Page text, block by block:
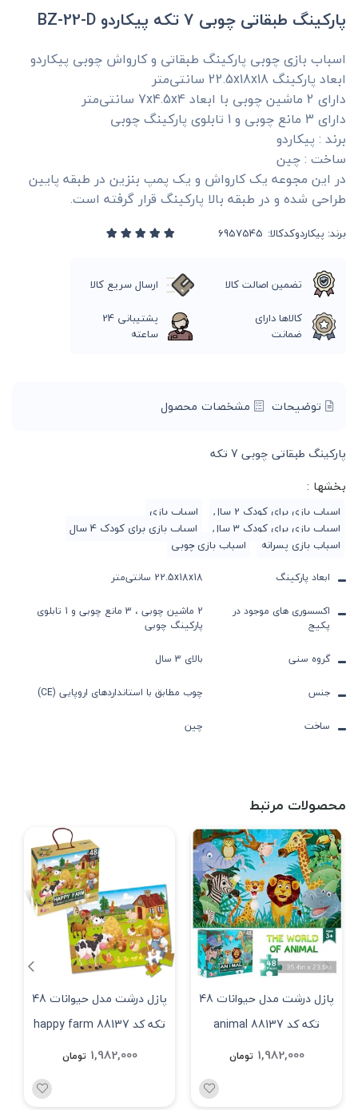
پارکینگ طبقاتی چوبی 7 تکه پیکاردو BZ-22-D
اسباب بازی چوبی پارکینگ طبقاتی و کارواش چوبی پیکاردو
ابعاد پارکینگ 22.5x18x18 سانتی‌متر
دارای 2 ماشین چوبی با ابعاد 7x4.5x4 سانتی‌متر
دارای 3 مانع چوبی و 1 تابلوی پارکینگ چوبی
برند : پیکاردو
ساخت : چین
در این مجوعه یک کارواش و یک پمپ بنزین در طبقه پایین
طراحی شده و در طبقه بالا پارکینگ قرار گرفته است.
برند: پیکاردوکدکالا:
تضمین اصالت کالا
ارسال سریع کالا
کالاها دارای
ضمانت
پشتیبانی 24
ساعته
توضیحات مشخصات محصول
پارکینگ طبقاتی چوبی 7 تکه
بخشها :
اسباب بازی برای کودک 2 سال
اسباب بازی
اسباب بازی برای کودک 3 سال
اسباب بازی برای کودک 4 سال
اسباب بازی پسرانه
اسباب بازی چوبی
ابعاد پارکینگ
22.5x18x18 سانتی‌متر
اکسسوری های موجود در
پکیج
2 ماشین چوبی ، 3 مانع چوبی و 1 تابلوی
پارکینگ چوبی
گروه سنی
بالای 3 سال
جنس
چوب مطابق با استانداردهای اروپایی (CE)
ساخت
چین
محصولات مرتبط
پازل درشت مدل حیوانات 48
تکه کد 88137 animal
1,982,000 تومان
پازل درشت مدل حیوانات 48
تکه کد 88137 happy farm
1,982,000 تومان